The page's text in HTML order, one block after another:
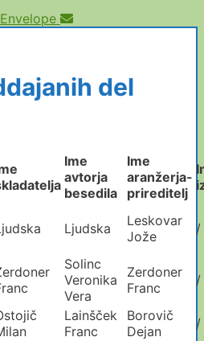
Envelope
del
Ime
avtorja
besedila
Ime
aranžerja-
prireditelj
Ljudska
Leskovar
Jože
/
Solinc
Veronika
Vera
Zerdoner
Franc
/
Lainšček
Franc
Borovič
Dejan
/